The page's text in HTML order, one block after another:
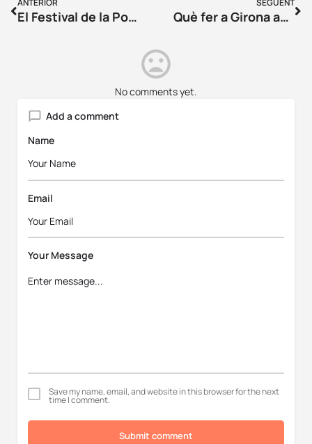
ANTERIOR
El Festival de la Porta Ferrada presenta la seva edició 61
SEGÜENT
Què fer a Girona aquest cap de setmana? (Del 14 al 16 d’abril)
No comments yet.
Add a comment
Name
Email
Your Message
Save my name, email, and website in this browser for the next
time I comment.
Submit comment